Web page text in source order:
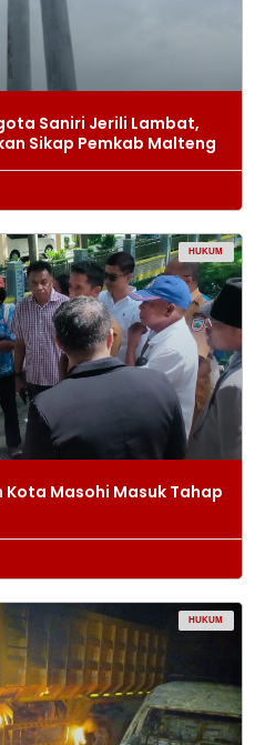
Saniri Jerili Lambat,
Sikap Pemkab Malteng
HUKUM
Masohi Masuk Tahap
HUKUM